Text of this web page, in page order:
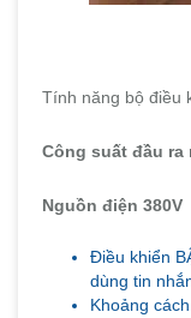
Tính năng bộ điều
Công suất đầu ra
Nguồn điện 380V
Điều khiển
dùng tin
Khoảng